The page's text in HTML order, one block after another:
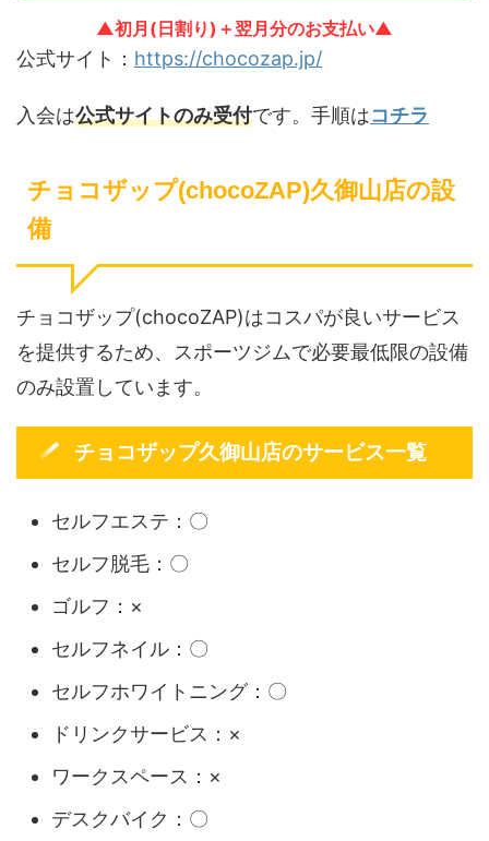
▲初月(日割り)＋翌月分のお支払い▲
公式サイト： https://chocozap.jp/
入会は公式サイトのみ受付です。手順はコチラ
チョコザップ(chocoZAP)久御山店の設
備
チョコザップ(chocoZAP)はコスパが良いサービス
を提供するため、スポーツジムで必要最低限の設備
のみ設置しています。
チョコザップ久御山店のサービス一覧
セルフエステ：〇
セルフ脱毛：〇
ゴルフ：×
セルフネイル：〇
セルフホワイトニング：〇
ドリンクサービス：×
ワークスペース：×
デスクバイク：〇